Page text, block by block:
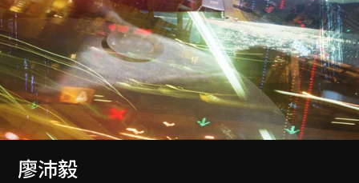
廖沛毅
獲贈M+戲院免費門票兩張
M+會員每月獨家導賞團
……更多會員禮遇等你發掘！
M+會籍禮遇於2026年7月更新